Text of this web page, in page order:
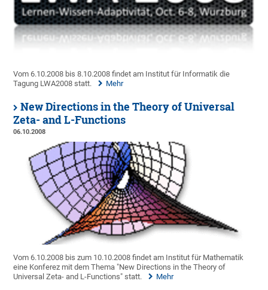
Vom 6.10.2008 bis 8.10.2008 findet am Institut für Informatik die
Tagung LWA2008 statt.
Mehr
New Directions in the Theory of Universal
Zeta- and L-Functions
06.10.2008
Vom 6.10.2008 bis zum 10.10.2008 findet am Institut für Mathematik
eine Konferez mit dem Thema "New Directions in the Theory of
Universal Zeta- and L-Functions" statt.
Mehr